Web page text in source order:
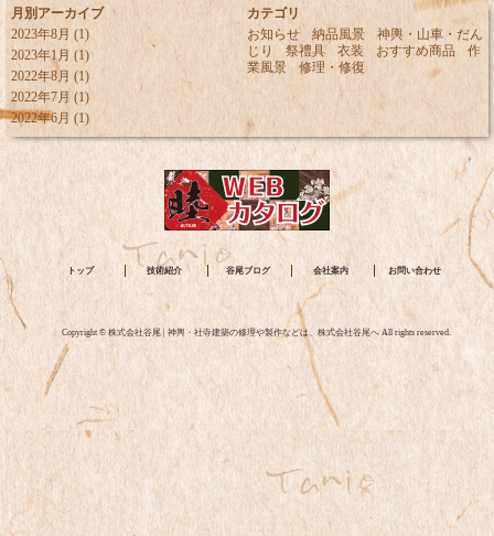
月別アーカイブ
2023年8月 (1)
2023年1月 (1)
2022年8月 (1)
2022年7月 (1)
2022年6月(1)
カテゴリ
お知らせ
納品風景
神輿・山車・だん
じり
祭禮具 衣装 おすすめ商品
作
業風景
修理・修復
トップ 技術紹介 谷尾ブログ 会社案内 お問い合わせ
Copyright © 株式会社谷尾 | 神輿・社寺建築の修理や製作などは、株式会社谷尾へ All rights reserved.